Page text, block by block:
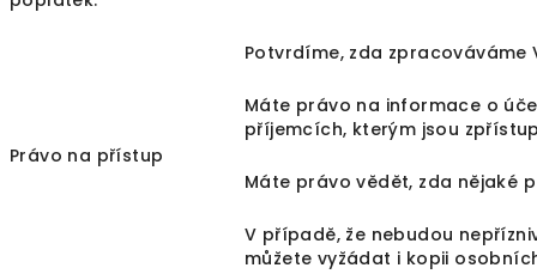
Právo na přístup
Potvrdíme, zda zpracováváme
Máte právo na informace o
příjemcích, kterým jsou
Máte právo vědět, zda nějaké
V případě, že nebudou
můžete vyžádat i kopii